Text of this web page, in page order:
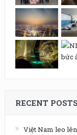
RECENT POSTS
Việt Nam leo